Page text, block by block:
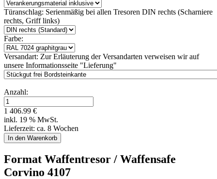
Türanschlag: Serienmäßig bei allen Tresoren DIN rechts (Scharniere
rechts, Griff links)
Farbe:
Versandart: Zur Erläuterung der Versandarten verweisen wir auf
unsere Informationsseite "Lieferung"
Anzahl:
1 406.99 €
inkl. 19 % MwSt.
Lieferzeit: ca. 8 Wochen
Format Waffentresor / Waffensafe
Corvino 4107